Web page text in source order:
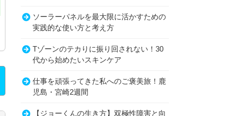
ソーラーパネルを最大限に活かすための
実践的な使い方と考え方
Tゾーンのテカりに振り回されない！30
代から始めたいスキンケア
仕事を頑張ってきた私へのご褒美旅！鹿
児島・宮崎2週間
【ジョーくんの生き方】双極性障害と向